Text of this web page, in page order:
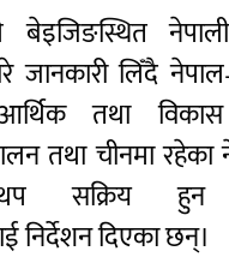
जानकारी लिँदै
तथा विकास
तथा चीनमा रहेका
सक्रिय हुन
निर्देशन दिएका छन्।